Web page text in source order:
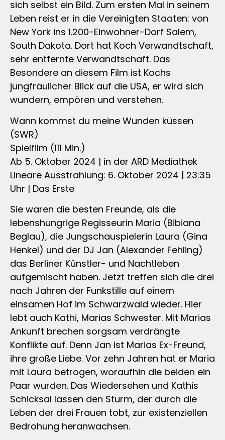
sich selbst ein Bild. Zum ersten Mal in seinem
Leben reist er in die Vereinigten Staaten: von
New York ins 1.200-Einwohner-Dorf Salem,
South Dakota. Dort hat Koch Verwandtschaft,
sehr entfernte Verwandtschaft. Das
Besondere an diesem Film ist Kochs
jungfräulicher Blick auf die USA, er wird sich
wundern, empören und verstehen.
Wann kommst du meine Wunden küssen
(SWR)
Spielfilm (111 Min.)
Ab 5. Oktober 2024 | in der ARD Mediathek
Lineare Ausstrahlung: 6. Oktober 2024 | 23:35
Uhr | Das Erste
Sie waren die besten Freunde, als die
lebenshungrige Regisseurin Maria (Bibiana
Beglau), die Jungschauspielerin Laura (Gina
Henkel) und der DJ Jan (Alexander Fehling)
das Berliner Künstler- und Nachtleben
aufgemischt haben. Jetzt treffen sich die drei
nach Jahren der Funkstille auf einem
einsamen Hof im Schwarzwald wieder. Hier
lebt auch Kathi, Marias Schwester. Mit Marias
Ankunft brechen sorgsam verdrängte
Konflikte auf. Denn Jan ist Marias Ex-Freund,
ihre große Liebe. Vor zehn Jahren hat er Maria
mit Laura betrogen, woraufhin die beiden ein
Paar wurden. Das Wiedersehen und Kathis
Schicksal lassen den Sturm, der durch die
Leben der drei Frauen tobt, zur existenziellen
Bedrohung heranwachsen.